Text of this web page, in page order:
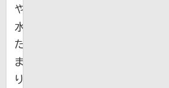
や
水
た
ま
り